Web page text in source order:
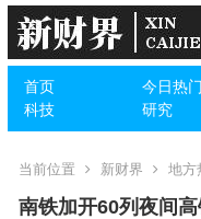
首页 今日热门
科技
研究
当前位置 新财界 地方
南铁加开60列夜间